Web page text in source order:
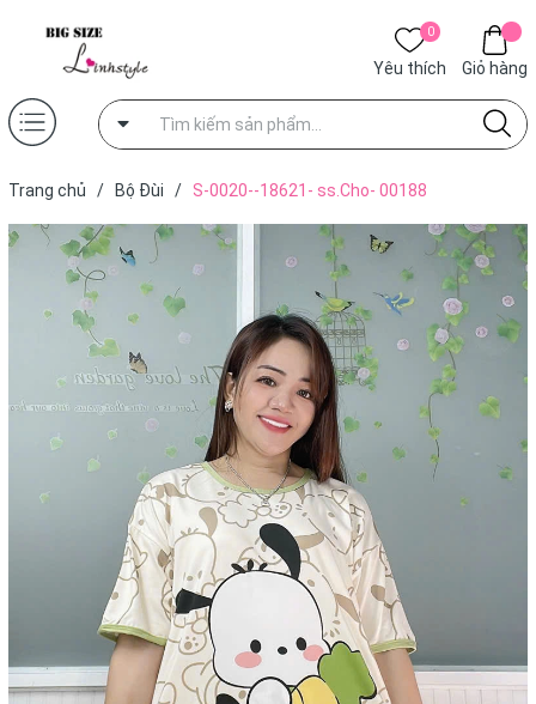
0
Yêu thích Giỏ hàng
Trang chủ / Bộ Đùi / S-0020--18621- ss.Cho- 00188